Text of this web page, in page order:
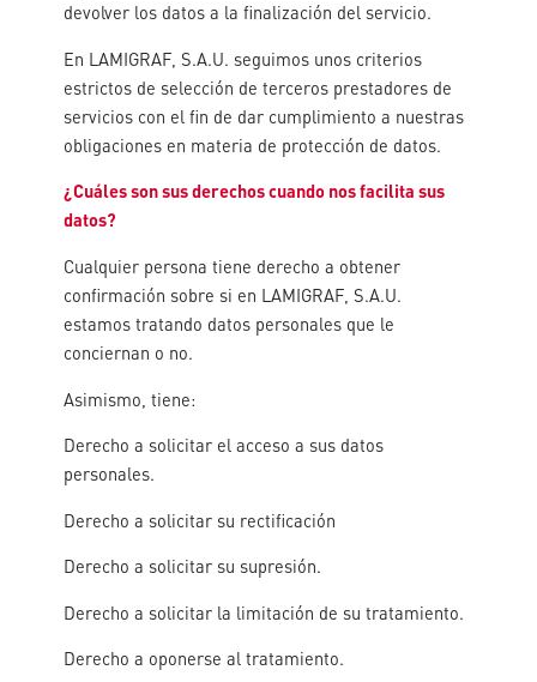
devolver los datos a la finalización del servicio.
En LAMIGRAF, S.A.U. seguimos unos criterios
estrictos de selección de terceros prestadores de
servicios con el fin de dar cumplimiento a nuestras
obligaciones en materia de protección de datos.
¿Cuáles son sus derechos cuando nos facilita sus
datos?
Cualquier persona tiene derecho a obtener
confirmación sobre si en LAMIGRAF, S.A.U.
estamos tratando datos personales que le
conciernan o no.
Asimismo, tiene:
Derecho a solicitar el acceso a sus datos
personales.
Derecho a solicitar su rectificación
Derecho a solicitar su supresión.
Derecho a solicitar la limitación de su tratamiento.
Derecho a oponerse al tratamiento.